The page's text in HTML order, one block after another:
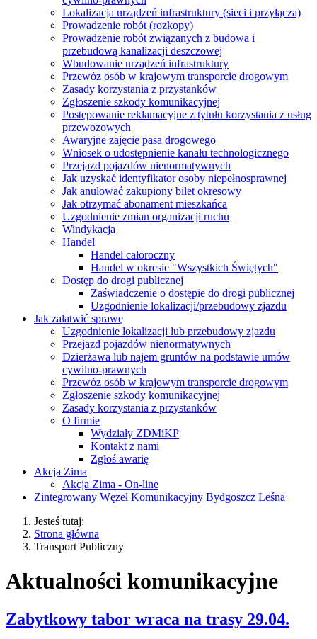
Lokalizacja urządzeń infrastruktury (sieci i przyłącza)
Prowadzenie robót (rozkopy)
Prowadzenie robót związanych z budowa i
przebudową kanalizacji deszczowej
Wbudowanie urządzeń infrastruktury
Przewóz osób w krajowym transporcie drogowym
Zasady korzystania z przystanków
Zgłoszenie szkody komunikacyjnej
Postępowanie reklamacyjne z tytułu korzystania z usług
przewozowych
Awaryjne zajęcie pasa drogowego
Wniosek o udostępnienie kanału technologicznego
Przejazd pojazdów nienormatywnych
Jak uzyskać identyfikator osoby niepełnosprawnej
Jak anulować zakupiony bilet okresowy
Jak otrzymać abonament mieszkańca
Uzgodnienie zmian organizacji ruchu
Windykacja
Handel
Handel całoroczny
Handel w okresie "Wszystkich Świętych"
Dostęp do drogi publicznej
Zaświadczenie o dostępie do drogi publicznej
Uzgodnienie lokalizacji/przebudowy zjazdu
Jak załatwić sprawę
Uzgodnienie lokalizacji lub przebudowy zjazdu
Przejazd pojazdów nienormatywnych
Dzierżawa lub najem gruntów na podstawie umów
cywilno-prawnych
Przewóz osób w krajowym transporcie drogowym
Zgłoszenie szkody komunikacyjnej
Zasady korzystania z przystanków
O firmie
Wydziały ZDMiKP
Kontakt z nami
Zgłoś awarię
Akcja Zima
Akcja Zima - On-line
Zintegrowany Węzeł Komunikacyjny Bydgoszcz Leśna
Jesteś tutaj:
Strona główna
Transport Publiczny
Aktualności komunikacyjne
Zabytkowy tabor wraca na trasy 29.04.